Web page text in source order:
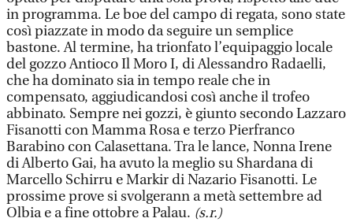
in programma. Le boe del campo di regata, sono state
così piazzate in modo da seguire un semplice
bastone. Al termine, ha trionfato l’equipaggio locale
del gozzo Antioco Il Moro I, di Alessandro Radaelli,
che ha dominato sia in tempo reale che in
compensato, aggiudicandosi così anche il trofeo
abbinato. Sempre nei gozzi, è giunto secondo Lazzaro
Fisanotti con Mamma Rosa e terzo Pierfranco
Barabino con Calasettana. Tra le lance, Nonna Irene
di Alberto Gai, ha avuto la meglio su Shardana di
Marcello Schirru e Markir di Nazario Fisanotti. Le
prossime prove si svolgerann a metà settembre ad
Olbia e a fine ottobre a Palau. (s.r.)